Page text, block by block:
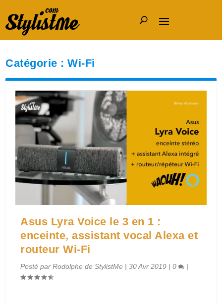
Catégorie :Wi-Fi
Asus Lyra Voice le 3 en 1 :
enceinte, assistant vocal Alexa et
routeur Wi-Fi
Posté parRodolphe de StylistMe |30 Avr 2019 |0 |